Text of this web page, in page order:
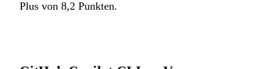
Plus von 8,2 Punkten.